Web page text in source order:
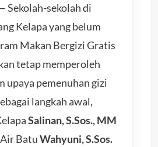
Sekolah-sekolah di
Kelapa yang belum
Makan Bergizi Gratis
tetap memperoleh
upaya pemenuhan gizi
langkah awal,
Salinan, S.Sos., MM
BatuWahyuni, S.Sos.